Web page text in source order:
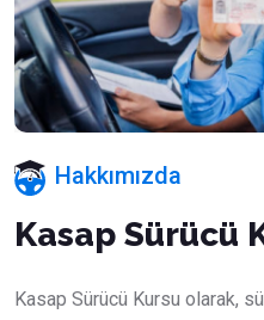
Hakkımızda
Kasap Sürücü
Kasap Sürücü Kursu olarak,